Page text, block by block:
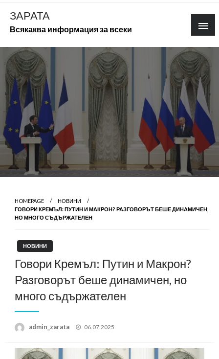
Skip
content
ЗАРАТА
Всякаква информация за всеки
HOMEPAGE
НОВИНИ
ГОВОРИ КРЕМЪЛ: ПУТИН И МАКРОН? РАЗГОВОРЪТ БЕШЕ ДИНАМИЧЕН,
НО МНОГО СЪДЪРЖАТЕЛЕН
НОВИНИ
Говори Кремъл: Путин и Макрон?
Разговорът беше динамичен, но
много съдържателен
admin_zarata
Posted
06.07.2025